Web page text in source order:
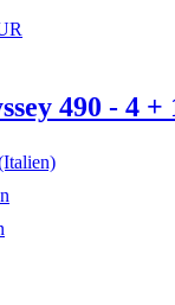
490 - 4 +